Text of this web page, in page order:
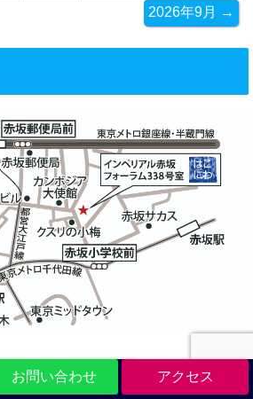
お問い合わせ アクセス
2026年9月 →
詳しくはこちら